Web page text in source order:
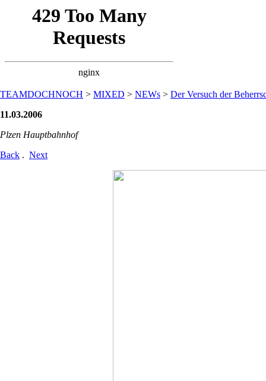
TEAMDOCHNOCH > MIXED > NEWs > Der Versuch der
11.03.2006
Plzen Hauptbahnhof
Back . Next